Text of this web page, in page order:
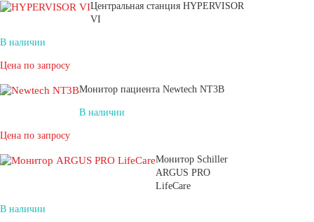
Центральная станция HYPERVISOR
VI
В наличии
Цена по запросу
Монитор пациента Newtech NT3B
В наличии
Цена по запросу
Монитор Schiller
ARGUS PRO
LifeCare
В наличии